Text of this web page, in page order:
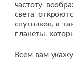
частоту
света
спутников, а
планеты,
Всем вам